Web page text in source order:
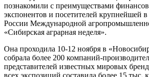
познакомили с преимуществами
экспонентов и посетителей крупнейшей в
России Международной
«Сибирская аграрная неделя».
Она проходила 10-12 ноября в
собрала более 200 компаний-
представителей известных мировых
всех экспозиций составила более 15 тыс.